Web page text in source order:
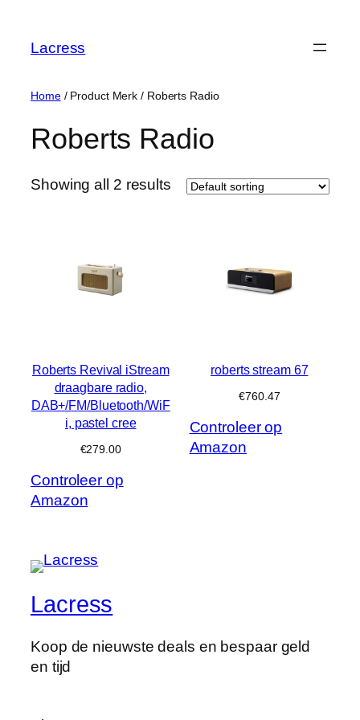
content
Lacress
Home/ Product Merk / ‎Roberts Radio
‎Roberts Radio
Showing all 2 results
Roberts Revival iStream
draagbare radio,
DAB+/FM/Bluetooth/WiF
i, pastel cree
€279.00
Controleer op
Amazon
roberts stream 67
€760.47
Controleer op
Amazon
Lacress
Koop de nieuwste deals en bespaar geld
en tijd